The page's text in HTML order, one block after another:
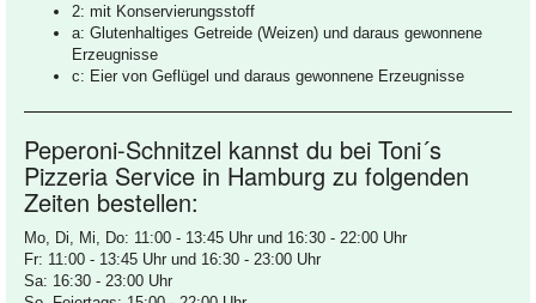
2: mit Konservierungsstoff
a: Glutenhaltiges Getreide (Weizen) und daraus gewonnene
Erzeugnisse
c: Eier von Geflügel und daraus gewonnene Erzeugnisse
Peperoni-Schnitzel kannst du bei Toni´s
Pizzeria Service in Hamburg zu folgenden
Zeiten bestellen:
Mo, Di, Mi, Do: 11:00 - 13:45 Uhr und 16:30 - 22:00 Uhr
Fr: 11:00 - 13:45 Uhr und 16:30 - 23:00 Uhr
Sa: 16:30 - 23:00 Uhr